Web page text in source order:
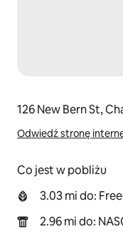
126 New Bern St,
Odwiedź stronę
Co jest w pobliżu
3.03 mi do:
2.96 mi do: